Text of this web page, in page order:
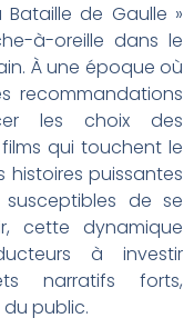
de Gaulle »
à-oreille dans le
À une époque où
recommandations
les choix des
qui touchent le
puissantes
de se
cette dynamique
à investir
narratifs forts,
public.